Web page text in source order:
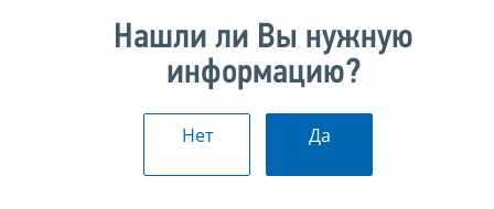
Нашли ли Вы нужную
информацию?
Нет Да